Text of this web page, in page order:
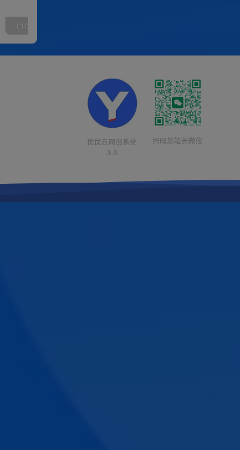
优优云网创系统
3.0
扫码加站长微信